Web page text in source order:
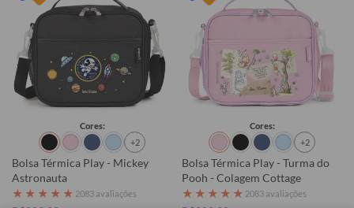
Cores:
+2
Bolsa Térmica Play - Mickey
Astronauta
★ ★ ★ ★ ★ 2083 avaliações
Cores:
+2
Bolsa Térmica Play - Turma do
Pooh - Colagem Cottage
★ ★ ★ ★ ★ 2083 avaliações